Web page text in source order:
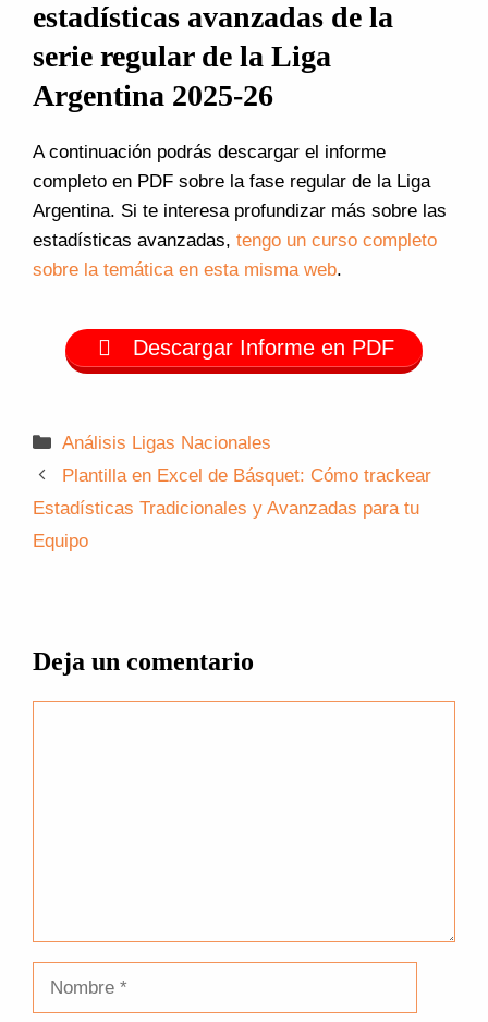
estadísticas avanzadas de la
serie regular de la Liga
Argentina 2025-26
A continuación podrás descargar el informe
completo en PDF sobre la fase regular de la Liga
Argentina. Si te interesa profundizar más sobre las
estadísticas avanzadas, tengo un curso completo
sobre la temática en esta misma web.
Descargar Informe en PDF
Categorías
Análisis Ligas Nacionales
Plantilla en Excel de Básquet: Cómo trackear
Estadísticas Tradicionales y Avanzadas para tu
Equipo
Deja un comentario
Nombre